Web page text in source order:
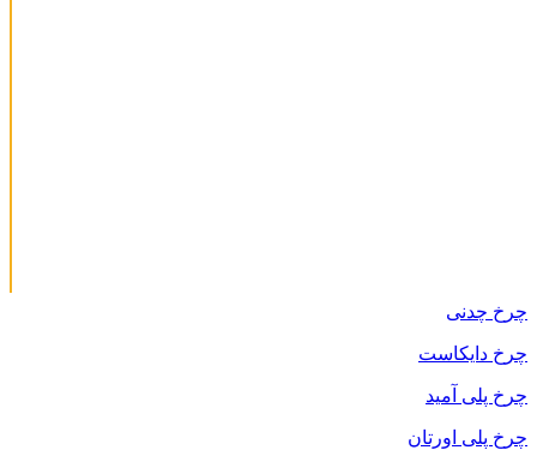
چرخ چدنی
چرخ دایکاست
چرخ پلی آمید
چرخ پلی اورتان